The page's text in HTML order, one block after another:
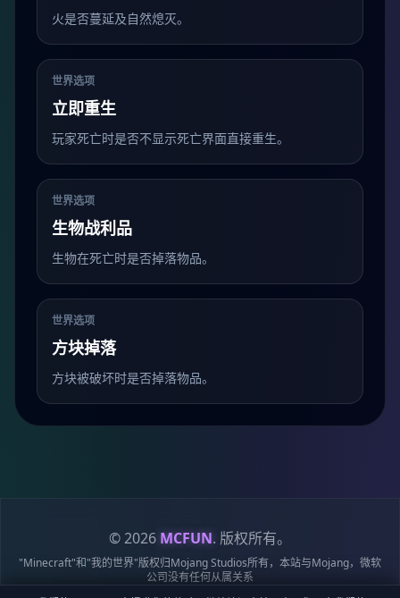
火是否蔓延及自然熄灭。
世界选项
立即重生
玩家死亡时是否不显示死亡界面直接重生。
世界选项
生物战利品
生物在死亡时是否掉落物品。
世界选项
方块掉落
方块被破坏时是否掉落物品。
© 2026 MCFUN. 版权所有。
"Minecraft"和"我的世界"版权归Mojang Studios所有，本站与Mojang，微软
公司没有任何从属关系